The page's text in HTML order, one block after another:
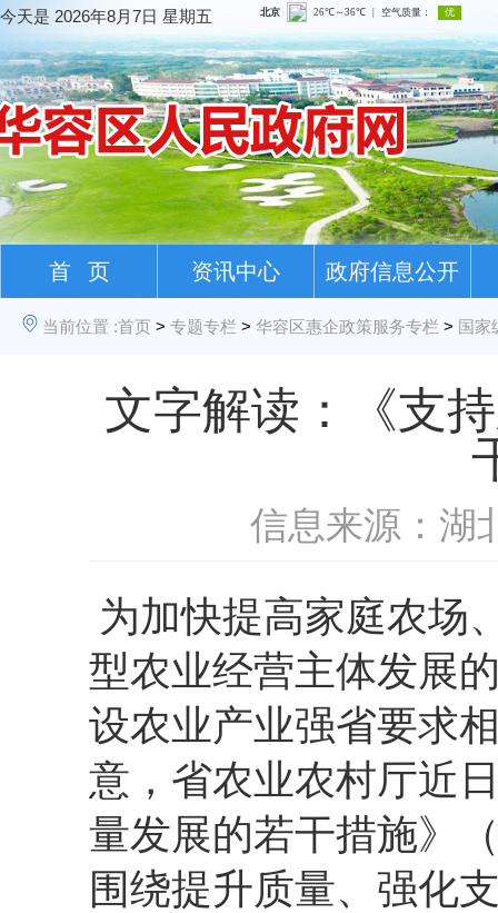
今天是 2026年8月7日 星期五
首 页 资讯中心 政府信息公开
当前位置 :首页 > 专题专栏 > 华容区惠企政策服务专栏 > 国家
文字解读：《支
信息来源：湖
为加快提高家庭农场
型农业经营主体发展
设农业产业强省要求
意， 省农业农村厅近
量发展的若干措施》
围绕提升质量、 强化